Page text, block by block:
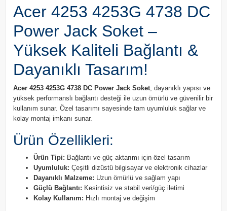
Acer 4253 4253G 4738 DC
Power Jack Soket –
Yüksek Kaliteli Bağlantı &
Dayanıklı Tasarım!
Acer 4253 4253G 4738 DC Power Jack Soket, dayanıklı yapısı ve
yüksek performanslı bağlantı desteği ile uzun ömürlü ve güvenilir bir
kullanım sunar. Özel tasarımı sayesinde tam uyumluluk sağlar ve
kolay montaj imkanı sunar.
Ürün Özellikleri:
Ürün Tipi: Bağlantı ve güç aktarımı için özel tasarım
Uyumluluk: Çeşitli dizüstü bilgisayar ve elektronik cihazlar
Dayanıklı Malzeme: Uzun ömürlü ve sağlam yapı
Güçlü Bağlantı: Kesintisiz ve stabil veri/güç iletimi
Kolay Kullanım: Hızlı montaj ve değişim